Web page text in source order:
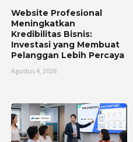
Website Profesional
Meningkatkan
Kredibilitas Bisnis:
Investasi yang Membuat
Pelanggan Lebih Percaya
Agustus 4, 2026